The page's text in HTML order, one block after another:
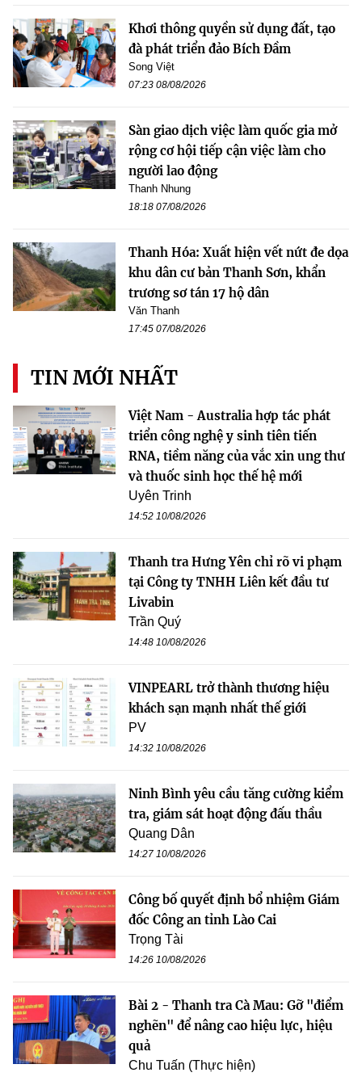
Khơi thông quyền sử dụng đất, tạo
đà phát triển đảo Bích Đầm
Song Việt
07:23 08/08/2026
Sàn giao dịch việc làm quốc gia mở
rộng cơ hội tiếp cận việc làm cho
người lao động
Thanh Nhung
18:18 07/08/2026
Thanh Hóa: Xuất hiện vết nứt đe dọa
khu dân cư bản Thanh Sơn, khẩn
trương sơ tán 17 hộ dân
Văn Thanh
17:45 07/08/2026
TIN MỚI NHẤT
Việt Nam - Australia hợp tác phát
triển công nghệ y sinh tiên tiến
RNA, tiềm năng của vắc xin ung thư
và thuốc sinh học thế hệ mới
Uyên Trinh
14:52 10/08/2026
Thanh tra Hưng Yên chỉ rõ vi phạm
tại Công ty TNHH Liên kết đầu tư
Livabin
Trần Quý
14:48 10/08/2026
VINPEARL trở thành thương hiệu
khách sạn mạnh nhất thế giới
PV
14:32 10/08/2026
Ninh Bình yêu cầu tăng cường kiểm
tra, giám sát hoạt động đấu thầu
Quang Dân
14:27 10/08/2026
Công bố quyết định bổ nhiệm Giám
đốc Công an tỉnh Lào Cai
Trọng Tài
14:26 10/08/2026
Bài 2 - Thanh tra Cà Mau: Gỡ "điểm
nghẽn" để nâng cao hiệu lực, hiệu
quả
Chu Tuấn (Thực hiện)